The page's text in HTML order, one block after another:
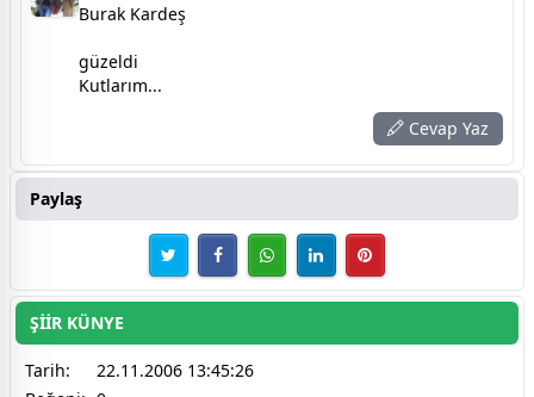
Burak Kardeş
güzeldi
Kutlarım...
Cevap Yaz
Paylaş
ŞİİR KÜNYE
Tarih:
22.11.2006 13:45:26